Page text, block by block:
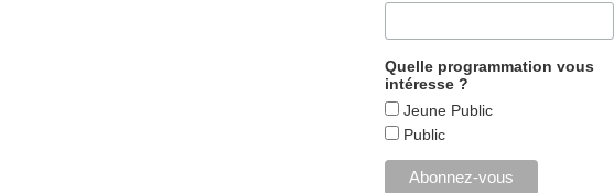
Quelle programmation vous
intéresse ?
Jeune Public
Public